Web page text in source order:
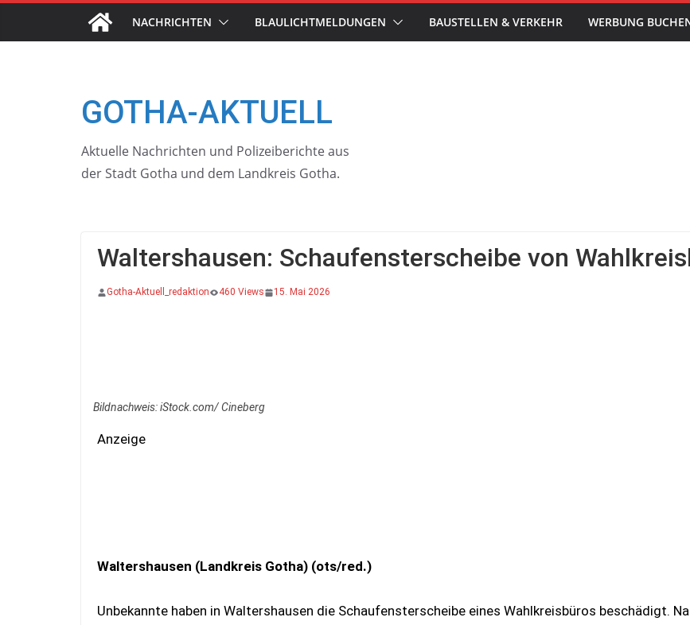
GOTHA-AKTUELL
Aktuelle Nachrichten und Polizeiberichte aus
der Stadt Gotha und dem Landkreis Gotha.
NACHRICHTEN BLAULICHTMELDUNGEN BAUSTELLEN & VERKEHR WERBUNG
Waltershausen: Schaufensterscheibe von
Gotha-Aktuell_redaktion 460 Views 15. Mai 2026
Bildnachweis: iStock.com/ Cineberg
Anzeige
Waltershausen (Landkreis Gotha) (ots/red.)
Unbekannte haben in Waltershausen die Schaufensterscheibe eines Wahlkreisbüros beschädigt.